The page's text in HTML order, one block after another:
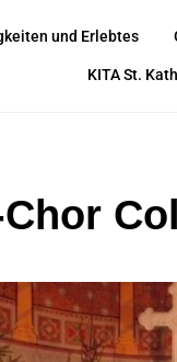
und Erlebtes
KITA St.